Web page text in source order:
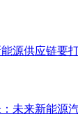
源供应链要
未来新能源